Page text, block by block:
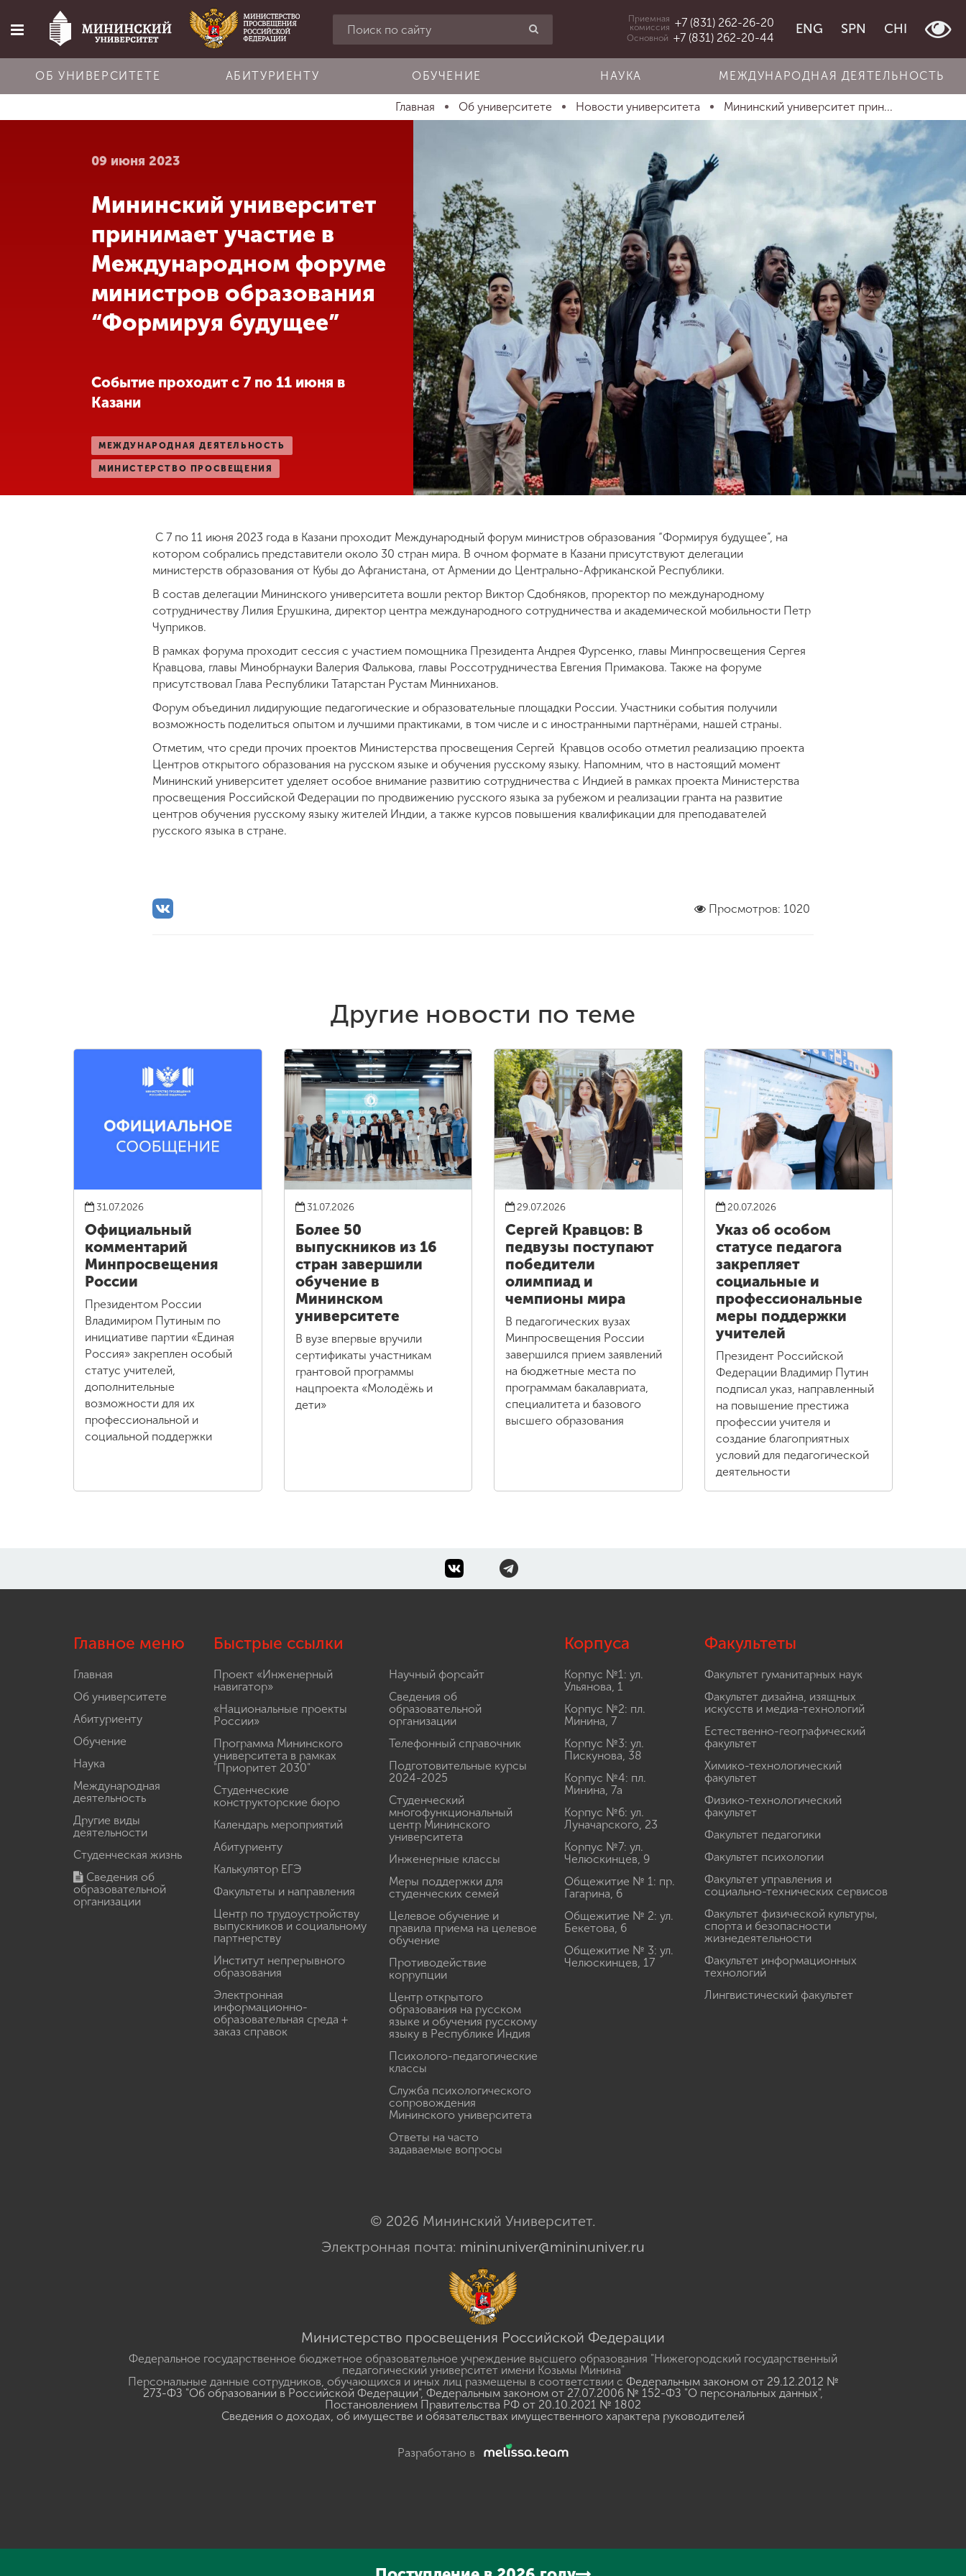
Главная
Об университете
Абитуриенту
Обучение
Другие виды
Студенческая
Приемная
комиссия +7 (831) 262-26-20
Основной +7 (831) 262-20-44
ENG SPN CHI
ОБ УНИВЕРСИТЕТЕ АБИТУРИЕНТУ ОБУЧЕНИЕ НАУКА МЕЖДУНАРОДНАЯ ДЕЯТЕЛЬНОСТЬ
Главная Об университете Новости университета Мининский университет прин...
09 июня 2023
Мининский университет
принимает участие в
Международном форуме
министров образования
“Формируя будущее”
Событие проходит с 7 по 11 июня в
Казани
МЕЖДУНАРОДНАЯ ДЕЯТЕЛЬНОСТЬ
МИНИСТЕРСТВО ПРОСВЕЩЕНИЯ
С 7 по 11 июня 2023 года в Казани проходит Международный форум министров образования “Формируя будущее”, на
котором собрались представители около 30 стран мира. В очном формате в Казани присутствуют делегации
министерств образования от Кубы до Афганистана, от Армении до Центрально-Африканской Республики.
В состав делегации Мининского университета вошли ректор Виктор Сдобняков, проректор по международному
сотрудничеству Лилия Ерушкина, директор центра международного сотрудничества и академической мобильности Петр
Чуприков.
В рамках форума проходит сессия с участием помощника Президента Андрея Фурсенко, главы Минпросвещения Сергея
Кравцова, главы Минобрнауки Валерия Фалькова, главы Россотрудничества Евгения Примакова. Также на форуме
присутствовал Глава Республики Татарстан Рустам Минниханов.
Форум объединил лидирующие педагогические и образовательные площадки России. Участники события получили
возможность поделиться опытом и лучшими практиками, в том числе и с иностранными партнёрами, нашей страны.
Отметим, что среди прочих проектов Министерства просвещения Сергей Кравцов особо отметил реализацию проекта
Центров открытого образования на русском языке и обучения русскому языку. Напомним, что в настоящий момент
Мининский университет уделяет особое внимание развитию сотрудничества с Индией в рамках проекта Министерства
просвещения Российской Федерации по продвижению русского языка за рубежом и реализации гранта на развитие
центров обучения русскому языку жителей Индии, а также курсов повышения квалификации для преподавателей
русского языка в стране.
Просмотров: 1020
Другие новости по теме
31.07.2026
Официальный
комментарий
Минпросвещения
России
Президентом России
Владимиром Путиным по
инициативе партии «Единая
Россия» закреплен особый
статус учителей,
дополнительные
возможности для их
профессиональной и
социальной поддержки
31.07.2026
Более 50
выпускников из 16
стран завершили
обучение в
Мининском
университете
В вузе впервые вручили
сертификаты участникам
грантовой программы
нацпроекта «Молодёжь и
дети»
29.07.2026
Сергей Кравцов: В
педвузы поступают
победители
олимпиад и
чемпионы мира
В педагогических вузах
Минпросвещения России
завершился прием заявлений
на бюджетные места по
программам бакалавриата,
специалитета и базового
высшего образования
20.07.2026
Указ об особом
статусе педагога
закрепляет
социальные и
профессиональные
меры поддержки
учителей
Президент Российской
Федерации Владимир Путин
подписал указ, направленный
на повышение престижа
профессии учителя и
создание благоприятных
условий для педагогической
деятельности
Главное меню
Главная
Об университете
Абитуриенту
Обучение
Наука
Международная
деятельность
Другие виды
деятельности
Студенческая жизнь
Сведения об
образовательной
организации
Быстрые ссылки
Проект «Инженерный
навигатор»
«Национальные проекты
России»
Программа Мининского
университета в рамках
"Приоритет 2030"
Студенческие
конструкторские бюро
Календарь мероприятий
Абитуриенту
Калькулятор ЕГЭ
Факультеты и направления
Центр по трудоустройству
выпускников и социальному
партнерству
Институт непрерывного
образования
Электронная
информационно-
образовательная среда +
заказ справок
Научный форсайт
Сведения об
образовательной
организации
Телефонный справочник
Подготовительные курсы
2024-2025
Студенческий
многофункциональный
центр Мининского
университета
Инженерные классы
Меры поддержки для
студенческих семей
Целевое обучение и
правила приема на целевое
обучение
Противодействие
коррупции
Центр открытого
образования на русском
языке и обучения русскому
языку в Республике Индия
Психолого-педагогические
классы
Служба психологического
сопровождения
Мининского университета
Ответы на часто
задаваемые вопросы
Корпуса
Корпус №1: ул.
Ульянова, 1
Корпус №2: пл.
Минина, 7
Корпус №3: ул.
Пискунова, 38
Корпус №4: пл.
Минина, 7а
Корпус №6: ул.
Луначарского, 23
Корпус №7: ул.
Челюскинцев, 9
Общежитие № 1: пр.
Гагарина, 6
Общежитие № 2: ул.
Бекетова, 6
Общежитие № 3: ул.
Челюскинцев, 17
Факультеты
Факультет гуманитарных наук
Факультет дизайна, изящных
искусств и медиа-технологий
Естественно-географический
факультет
Химико-технологический
факультет
Физико-технологический
факультет
Факультет педагогики
Факультет психологии
Факультет управления и
социально-технических сервисов
Факультет физической культуры,
спорта и безопасности
жизнедеятельности
Факультет информационных
технологий
Лингвистический факультет
© 2026 Мининский Университет.
Электронная почта: mininuniver@mininuniver.ru
Министерство просвещения Российской Федерации
Федеральное государственное бюджетное образовательное учреждение высшего образования "Нижегородский государственный
педагогический университет имени Козьмы Минина"
Персональные данные сотрудников, обучающихся и иных лиц размещены в соответствии с Федеральным законом от 29.12.2012 №
273-ФЗ "Об образовании в Российской Федерации", Федеральным законом от 27.07.2006 № 152-ФЗ "О персональных данных",
Постановлением Правительства РФ от 20.10.2021 № 1802
Сведения о доходах, об имуществе и обязательствах имущественного характера руководителей
Разработано в